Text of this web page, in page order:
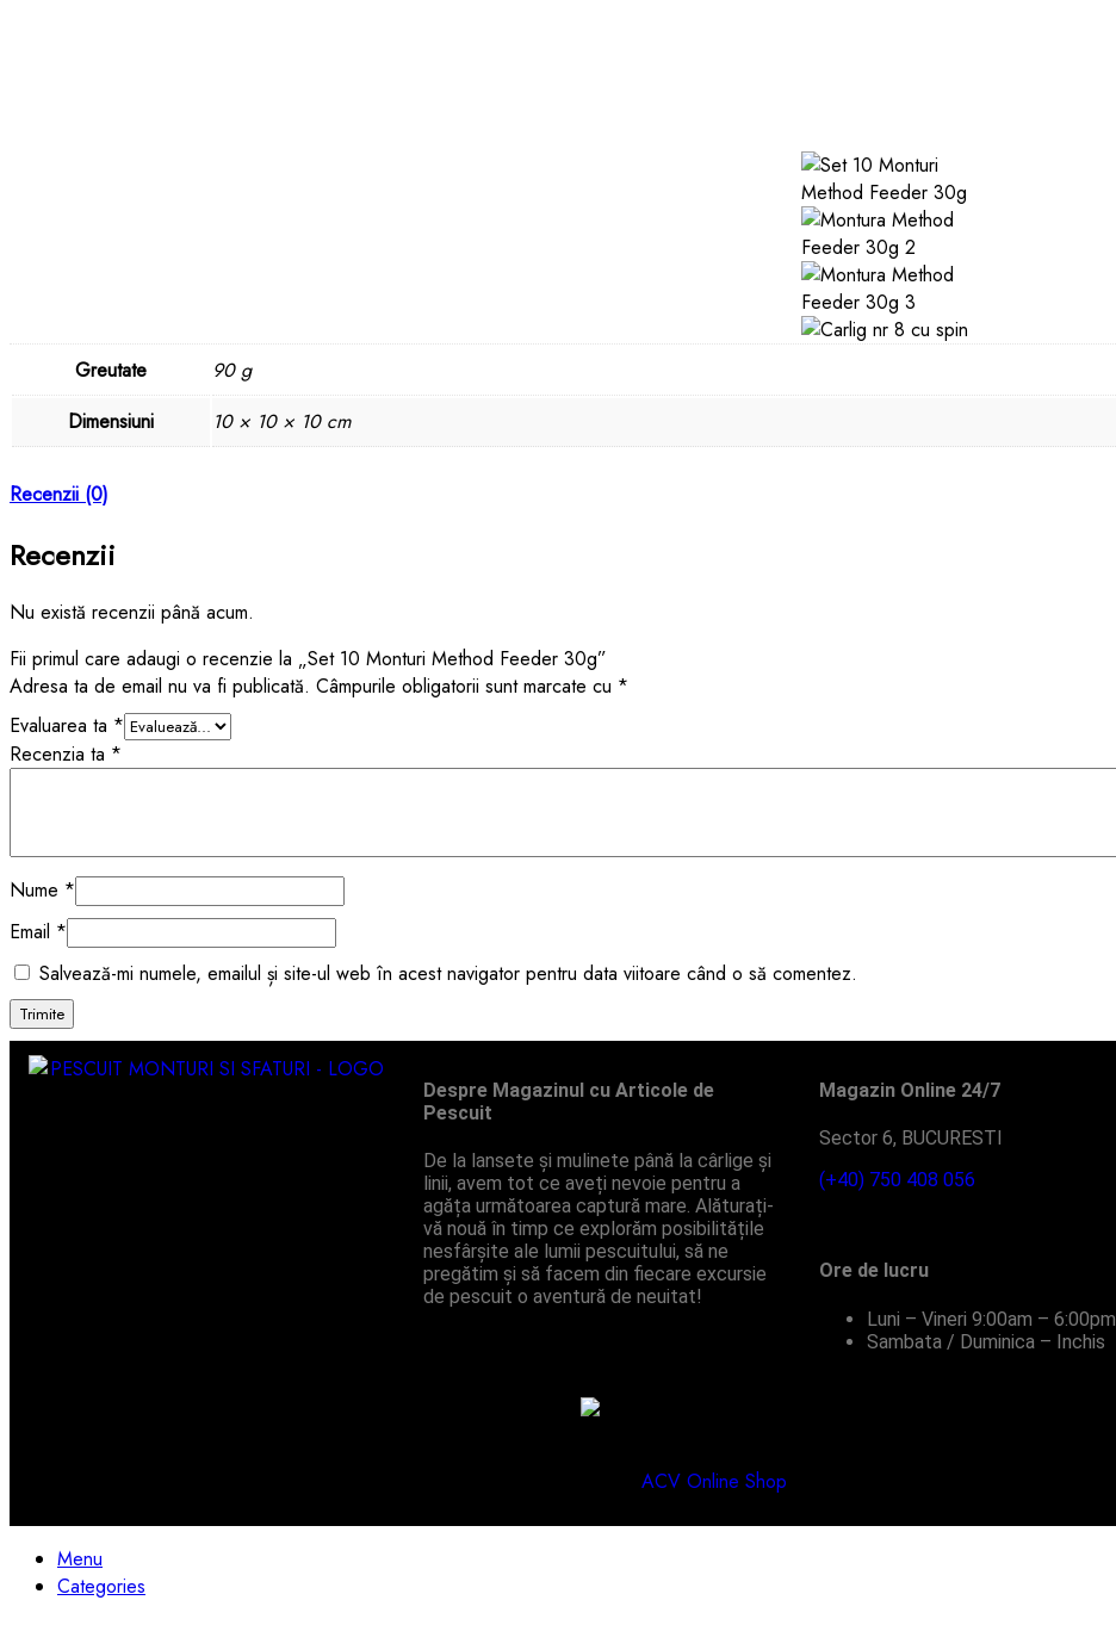
Greutate
90 g
Dimensiuni
10 × 10 × 10 cm
Recenzii (0)
Recenzii
Nu există recenzii până acum.
Fii primul care adaugi o recenzie la „Set 10 Monturi Method Feeder 30g”
Adresa ta de email nu va fi publicată. Câmpurile obligatorii sunt marcate cu *
Evaluarea ta *
Recenzia ta *
Nume *
Email *
Salvează-mi numele, emailul și site-ul web în acest navigator pentru data viitoare când o să comentez.
Despre Magazinul cu Articole de
Pescuit
De la lansete și mulinete până la cârlige și
linii, avem tot ce aveți nevoie pentru a
agăța următoarea captură mare. Alăturați-
vă nouă în timp ce explorăm posibilitățile
nesfârșite ale lumii pescuitului, să ne
pregătim și să facem din fiecare excursie
de pescuit o aventură de neuitat!
Magazin Online 24/7
Sector 6, BUCURESTI
(+40) 750 408 056
Ore de lucru
Luni – Vineri 9:00am – 6:00pm
Sambata / Duminica – Inchis
ACV Online Shop
Menu
Categories